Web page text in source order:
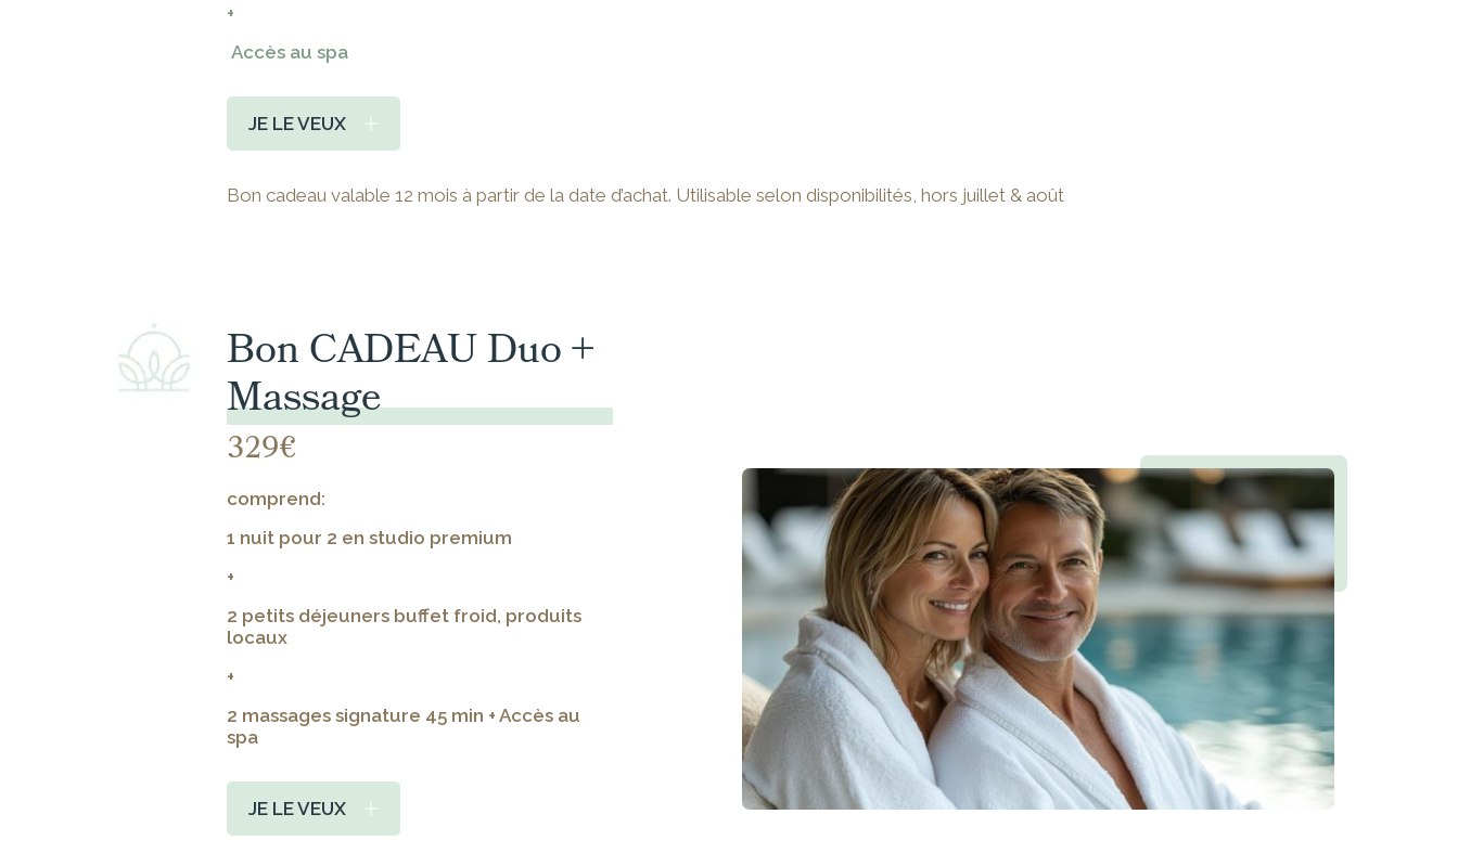
+
Accès au spa
JE LE VEUX
Bon cadeau valable 12 mois à partir de la date d’achat. Utilisable selon disponibilités, hors juillet & août
Bon CADEAU Duo +
Massage
329€
comprend:
1 nuit pour 2 en studio premium
+
2 petits déjeuners buffet froid, produits
locaux
+
2 massages signature 45 min + Accès au
spa
JE LE VEUX